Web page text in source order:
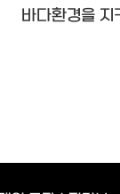
바다환경을 지